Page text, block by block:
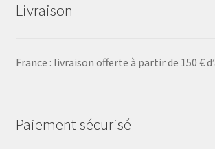
Livraison
France : livraison offerte à partir de 150 €
Paiement sécurisé